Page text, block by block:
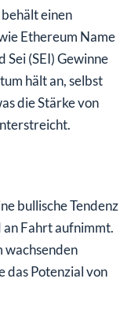
einen
Ethereum Name
Sei (SEI) Gewinne
hält an, selbst
die Stärke von
bullische Tendenz
Fahrt aufnimmt.
wachsenden
das Potenzial von